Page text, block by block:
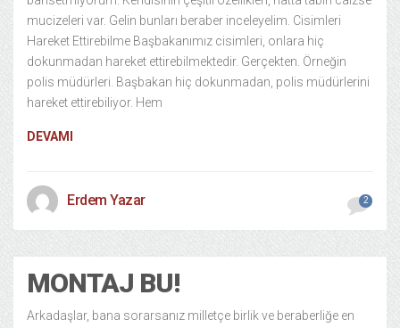
mucizeleri var. Gelin bunları beraber inceleyelim. Cisimleri
Hareket Ettirebilme Başbakanımız cisimleri, onlara hiç
dokunmadan hareket ettirebilmektedir. Gerçekten. Örneğin
polis müdürleri. Başbakan hiç dokunmadan, polis müdürlerini
hareket ettirebiliyor. Hem
DEVAMI
Erdem Yazar 2
MONTAJ BU!
Arkadaşlar, bana sorarsanız milletçe birlik ve beraberliğe en